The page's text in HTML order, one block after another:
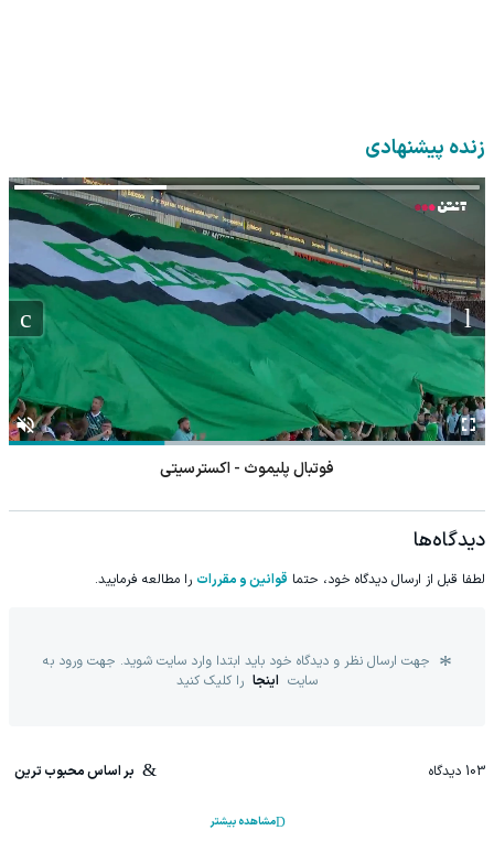
زنده پیشنهادی
فوتبال پلیموث - اکسترسیتی
دیدگاه‌ها
لطفا قبل از ارسال دیدگاه خود، حتما قوانین و مقررات را مطالعه فرمایید.
جهت ارسال نظر و دیدگاه خود باید ابتدا وارد سایت شوید. جهت ورود به
سایت اینجا را کلیک کنید
103 دیدگاه بر اساس محبوب ترین
مشاهده بیشتر